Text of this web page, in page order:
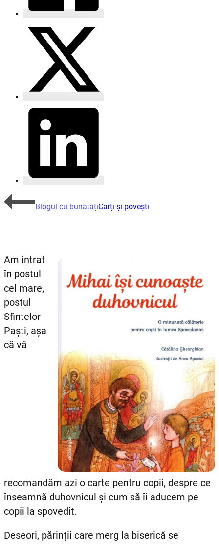
Blogul cu bunătățiCărți și povești
Am intrat
în postul
cel mare,
postul
Sfintelor
Paști, așa
că vă
recomandăm azi o carte pentru copii, despre ce
înseamnă duhovnicul și cum să îi aducem pe
copii la spovedit.
Deseori, părinții care merg la biserică se